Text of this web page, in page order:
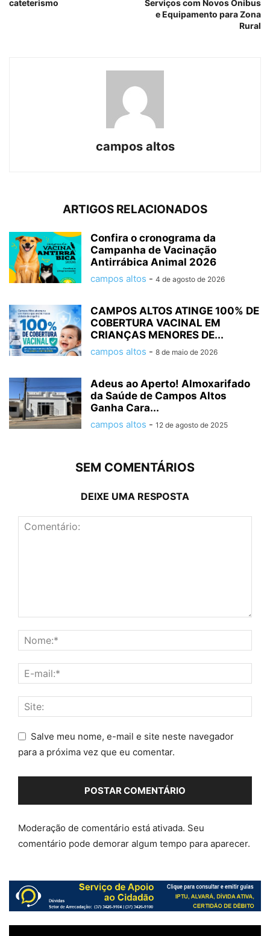
cateterismo
Serviços com Novos Ônibus
e Equipamento para Zona
Rural
campos altos
ARTIGOS RELACIONADOS
Confira o cronograma da
Campanha de Vacinação
Antirrábica Animal 2026
campos altos - 4 de agosto de 2026
CAMPOS ALTOS ATINGE 100% DE
COBERTURA VACINAL EM
CRIANÇAS MENORES DE...
campos altos - 8 de maio de 2026
Adeus ao Aperto! Almoxarifado
da Saúde de Campos Altos
Ganha Cara...
campos altos - 12 de agosto de 2025
SEM COMENTÁRIOS
DEIXE UMA RESPOSTA
Salve meu nome, e-mail e site neste navegador
para a próxima vez que eu comentar.
Moderação de comentário está ativada. Seu
comentário pode demorar algum tempo para aparecer.